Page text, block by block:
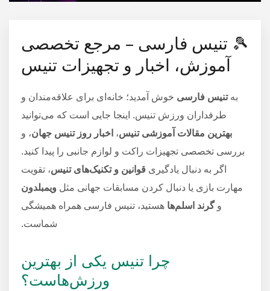
🎾 تنیس فارسی – مرجع تخصصی
آموزش، اخبار و تجهیزات تنیس
بهتنیس فارسی خوش آمدید؛ خانه‌ای برای علاقه‌مندان و
طرفداران ورزش تنیس. اینجا جایی است که می‌توانید
بهترین مقالات آموزشی تنیس، اخبار روز تنیس جهان، و
بررسی تخصصی تجهیزات راکت و لوازم جانبی را پیدا کنید.
اگر به دنبال یادگیری قوانین و تکنیک‌های تنیس، تقویت
مهارت بازی یا دنبال کردن مسابقات جهانی مثل ویمبلدون
وگرند اسلم‌ها هستید، تنیس فارسی همراه همیشگی
شماست.
چرا تنیس یکی از بهترین
ورزش‌هاست؟